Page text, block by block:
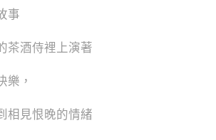
事
茶酒侍裡上演著
樂，
相見恨晚的情緒